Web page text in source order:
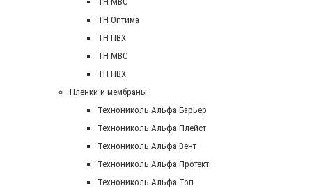
TH Оптима
TH ПВХ
ТН МВС
ТН ПВХ
Пленки и мембраны
Технониколь Альфа Барьер
Технониколь Альфа Плейст
Технониколь Альфа Вент
Технониколь Альфа Протект
Технониколь Альфа Топ